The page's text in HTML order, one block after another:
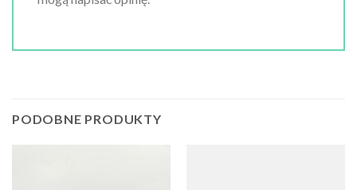
PODOBNE PRODUKTY